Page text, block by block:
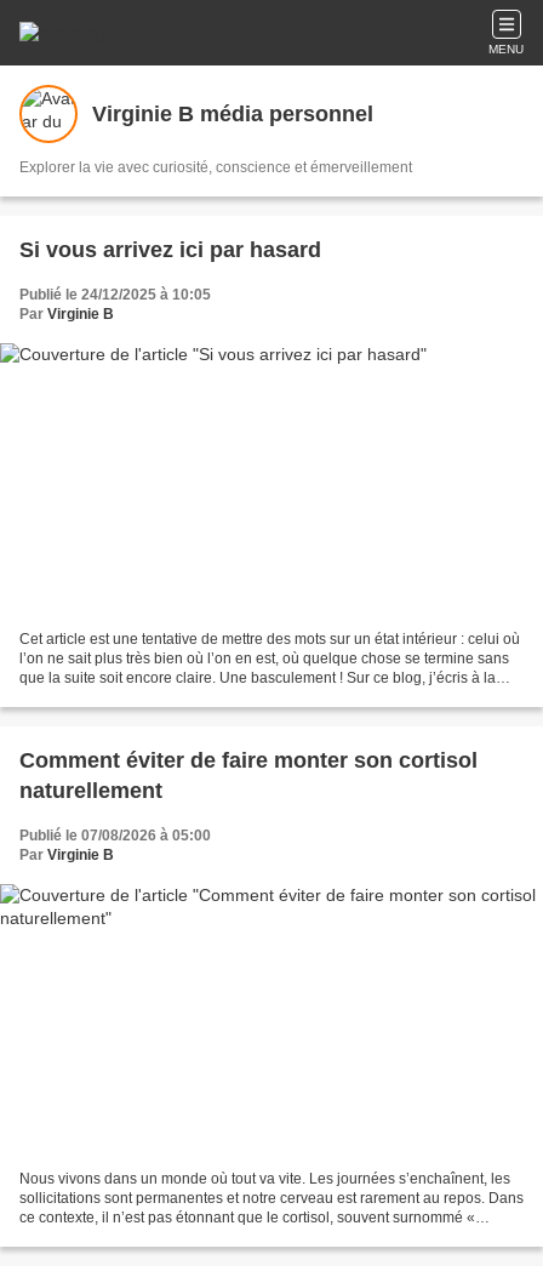
MENU
Virginie B média personnel
Explorer la vie avec curiosité, conscience et émerveillement
Si vous arrivez ici par hasard
Publié le 24/12/2025 à 10:05
Par Virginie B
Cet article est une tentative de mettre des mots sur un état intérieur : celui où
l’on ne sait plus très bien où l’on en est, où quelque chose se termine sans
que la suite soit encore claire. Une basculement ! Sur ce blog, j’écris à la
Comment éviter de faire monter son cortisol
naturellement
Publié le 07/08/2026 à 05:00
Par Virginie B
Nous vivons dans un monde où tout va vite. Les journées s’enchaînent, les
sollicitations sont permanentes et notre cerveau est rarement au repos. Dans
ce contexte, il n’est pas étonnant que le cortisol, souvent surnommé «